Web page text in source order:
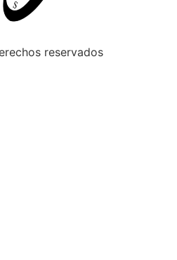
reservados